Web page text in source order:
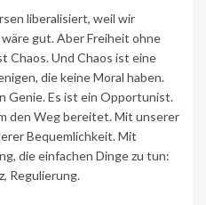
liberalisiert, weil wir
gut. Aber Freiheit ohne
Chaos. Und Chaos ist eine
die keine Moral haben.
Genie. Es ist ein Opportunist.
den Weg bereitet. Mit unserer
Bequemlichkeit. Mit
die einfachen Dinge zu tun:
Regulierung.